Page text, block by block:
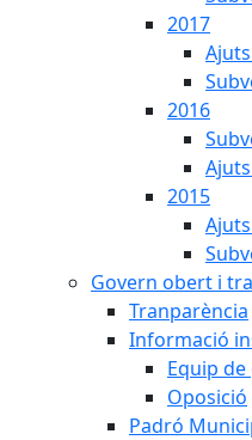
2017
2016
2015
Govern obert i
Tranparència
Informació
Equip
Oposició
Padró